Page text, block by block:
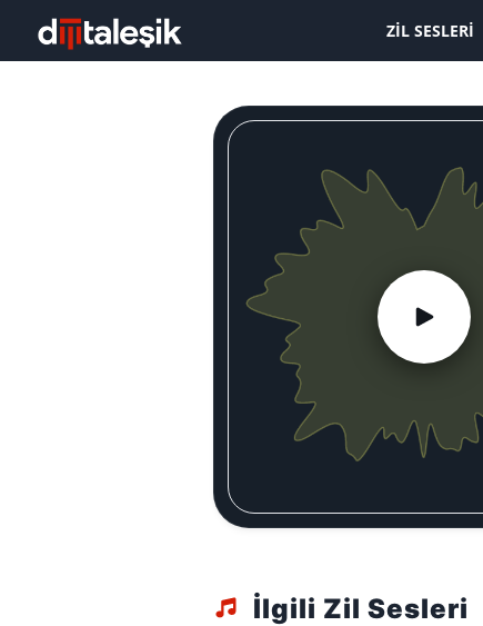
ZIL SESLERI
İlgili Zil Sesleri